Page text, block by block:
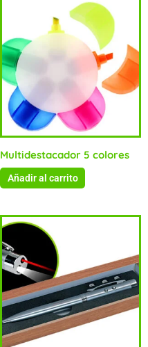
Multidestacador 5 colores
Añadir al carrito